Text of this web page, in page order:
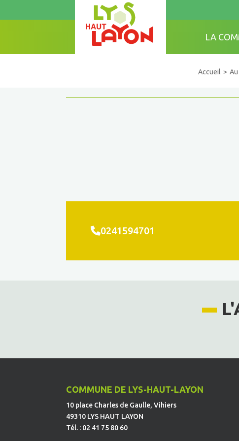
LA
Accueil
0241594701
COMMUNE DE LYS-HAUT-LAYON
10 place Charles de Gaulle, Vihiers
49310 LYS HAUT LAYON
Tél. : 02 41 75 80 60